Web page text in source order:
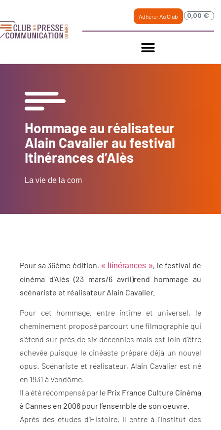
Adhérer Au Club 0,00 €
Hommage au réalisateur
Alain Cavalier au festival
Itinérances d’Alès
La vie de la com
Pour sa 36ème édition, « Itinérances », le festival de
cinéma d’Alès (23 mars/6 avril)rend hommage au
scénariste et réalisateur Alain Cavalier.
Pour cet hommage, entre intime et universel, le
cheminement proposé parcourt une filmographie qui
s’étend sur près de six décennies mais est loin d’être
achevée puisque le cinéaste prépare déjà un nouvel
opus. Scénariste et réalisateur, Alain Cavalier est né
en 1931 à Vendôme.
Il a été récompensé par le Prix France Culture Cinéma
à Cannes en 2006 pour l’ensemble de son oeuvre.
Après des études d’Histoire, il entre à l’Institut des